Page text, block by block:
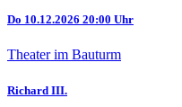
Do 10.12.2026 20:00 Uhr
Theater im Bauturm
Richard III.